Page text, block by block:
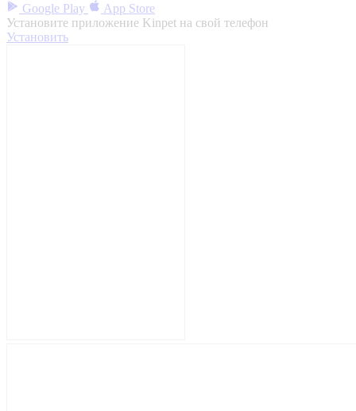
Google Play
App Store
Установите приложение Kinpet на свой телефон
Установить